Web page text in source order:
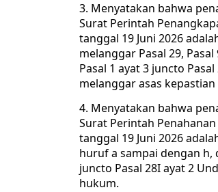
3. Menyatakan bahwa
Surat Perintah
tanggal 19 Juni 2026
melanggar Pasal 29,
Pasal 1 ayat 3 juncto
melanggar asas
4. Menyatakan bahwa
Surat Perintah
tanggal 19 Juni 2026
huruf a sampai dengan h,
juncto Pasal 28I ayat 2
hukum.